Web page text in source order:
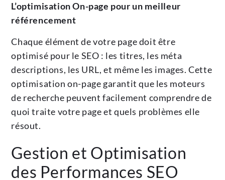
L’optimisation On-page pour un meilleur
référencement
Chaque élément de votre page doit être
optimisé pour le SEO : les titres, les méta
descriptions, les URL, et même les images. Cette
optimisation on-page garantit que les moteurs
de recherche peuvent facilement comprendre de
quoi traite votre page et quels problèmes elle
résout.
Gestion et Optimisation
des Performances SEO